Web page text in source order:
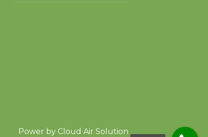
Power by Cloud Air Solution